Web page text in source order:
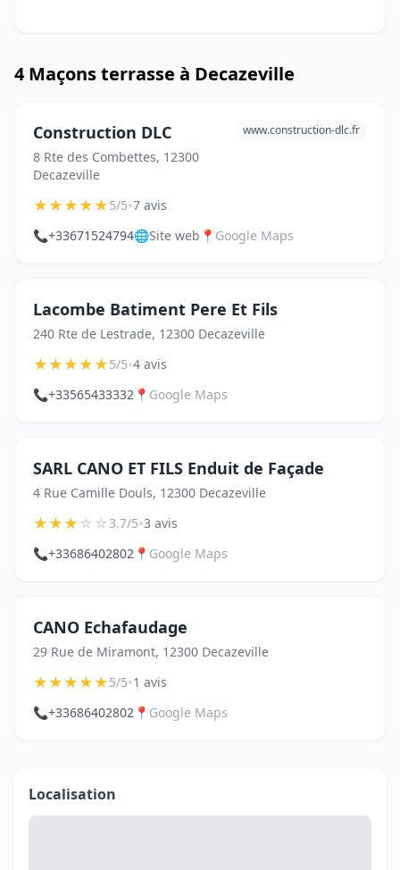
4 Maçons terrasse à Decazeville
Construction DLC
8 Rte des Combettes, 12300
Decazeville
www.construction-dlc.fr
★★★★★5/5•7 avis
📞+33671524794🌐Site web 📍 Google Maps
Lacombe Batiment Pere Et Fils
240 Rte de Lestrade, 12300 Decazeville
★★★★★5/5•4 avis
📞+33565433332 📍 Google Maps
SARL CANO ET FILS Enduit de Façade
4 Rue Camille Douls, 12300 Decazeville
★★★☆☆3.7/5•3 avis
📞+33686402802 📍 Google Maps
CANO Echafaudage
29 Rue de Miramont, 12300 Decazeville
★★★★★5/5•1 avis
📞+33686402802 📍 Google Maps
Localisation